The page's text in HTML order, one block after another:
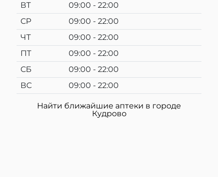
ВТ
09:00 - 22:00
СР
09:00 - 22:00
ЧТ
09:00 - 22:00
ПТ
09:00 - 22:00
СБ
09:00 - 22:00
ВС
09:00 - 22:00
Найти ближайшие аптеки в городе
Кудрово